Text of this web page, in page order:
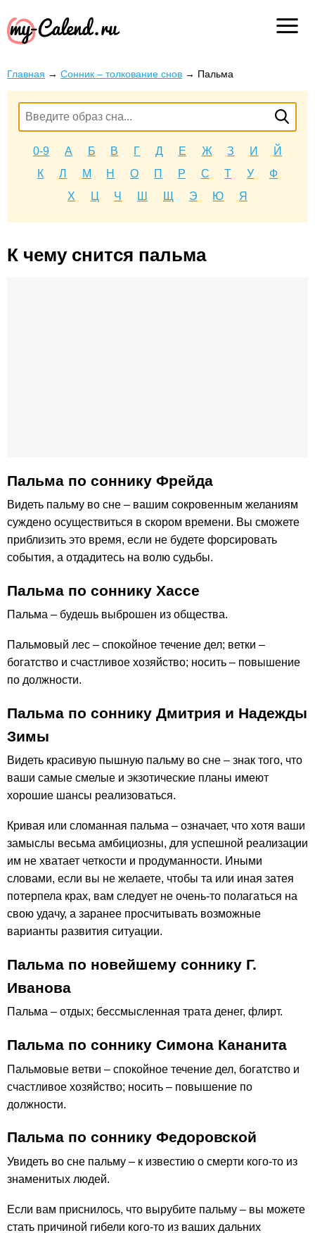
Главная → Сонник – толкование снов → Пальма
0-9 А Б В Г Д Е Ж З И
Й
К
Л М Н О П Р С Т У
Ф
Х
Ц Ч Ш Щ Э Ю Я
К чему снится пальма
Пальма по соннику Фрейда
Видеть пальму во сне – вашим сокровенным желаниям
суждено осуществиться в скором времени. Вы сможете
приблизить это время, если не будете форсировать
события, а отдадитесь на волю судьбы.
Пальма по соннику Хассе
Пальма – будешь выброшен из общества.
Пальмовый лес – спокойное течение дел; ветки –
богатство и счастливое хозяйство; носить – повышение
по должности.
Пальма по соннику Дмитрия и Надежды
Зимы
Видеть красивую пышную пальму во сне – знак того, что
ваши самые смелые и экзотические планы имеют
хорошие шансы реализоваться.
Кривая или сломанная пальма – означает, что хотя ваши
замыслы весьма амбициозны, для успешной реализации
им не хватает четкости и продуманности. Иными
словами, если вы не желаете, чтобы та или иная затея
потерпела крах, вам следует не очень-то полагаться на
свою удачу, а заранее просчитывать возможные
варианты развития ситуации.
Пальма по новейшему соннику Г.
Иванова
Пальма – отдых; бессмысленная трата денег, флирт.
Пальма по соннику Симона Кананита
Пальмовые ветви – спокойное течение дел, богатство и
счастливое хозяйство; носить – повышение по
должности.
Пальма по соннику Федоровской
Увидеть во сне пальму – к известию о смерти кого-то из
знаменитых людей.
Если вам приснилось, что вырубите пальму – вы можете
стать причиной гибели кого-то из ваших дальних